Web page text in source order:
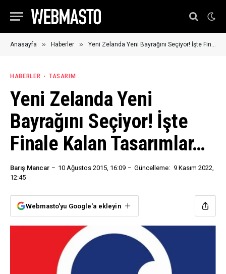
Anasayfa » Haberler » Yeni Zelanda Yeni Bayrağını Seçiyor! İşte Finale Kalan Tasarımlar…
HABERLER TASARIM
Yeni Zelanda Yeni
Bayrağını Seçiyor! İşte
Finale Kalan Tasarımlar…
Barış Mancar 10 Ağustos 2015, 16:09 Güncelleme: 9 Kasım 2022,
12:45
Webmasto'yu Google'a ekleyin